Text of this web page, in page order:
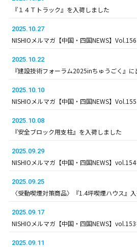
『１４Ｔトラック』を入荷しました
2025.10.27
NISHIOメルマガ【中国・四国NEWS】
2025.10.22
『建設技術フォーラム2025inちゅうごく』に
2025.10.10
NISHIOメルマガ【中国・四国NEWS】
2025.10.08
『安全ブロック用支柱』を入荷しました
2025.09.29
NISHIOメルマガ【中国・四国NEWS】
2025.09.25
〈受動喫煙対策商品〉『1.4坪喫煙ハウス』
2025.09.17
NISHIOメルマガ【中国・四国NEWS】
2025.09.11